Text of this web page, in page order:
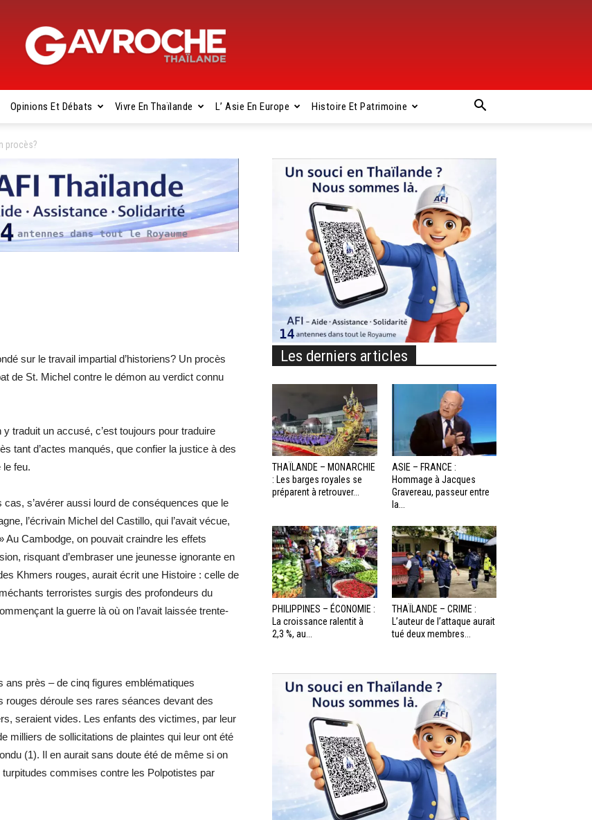
Gavroche
Thaïlande
Opinions Et Débats Vivre En Thaïlande L’ Asie En Europe Histoire Et Patrimoine
procès?
sur le travail impartial d’historiens? Un procès
de St. Michel contre le démon au verdict connu
traduit un accusé, c’est toujours pour traduire
tant d’actes manqués, que confier la justice à des
le feu.
s’avérer aussi lourd de conséquences que le
l’écrivain Michel del Castillo, qui l’avait vécue,
Au Cambodge, on pouvait craindre les effets
risquant d’embraser une jeunesse ignorante en
Khmers rouges, aurait écrit une Histoire : celle de
terroristes surgis des profondeurs du
la guerre là où on l’avait laissée trente-
ans près – de cinq figures emblématiques
déroule ses rares séances devant des
seraient vides. Les enfants des victimes, par leur
milliers de sollicitations de plaintes qui leur ont été
(1). Il en aurait sans doute été de même si on
commises contre les Polpotistes par
Les derniers articles
THAÏLANDE – MONARCHIE
: Les barges royales se
préparent à retrouver...
ASIE – FRANCE :
Hommage à Jacques
Gravereau, passeur entre
la...
PHILIPPINES – ÉCONOMIE :
La croissance ralentit à
2,3 %, au...
THAÏLANDE – CRIME :
L’auteur de l’attaque aurait
tué deux membres...